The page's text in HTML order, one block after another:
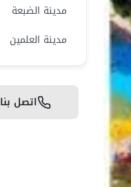
مدينة الضبعة
مدينة العلمين
اتصل بنا